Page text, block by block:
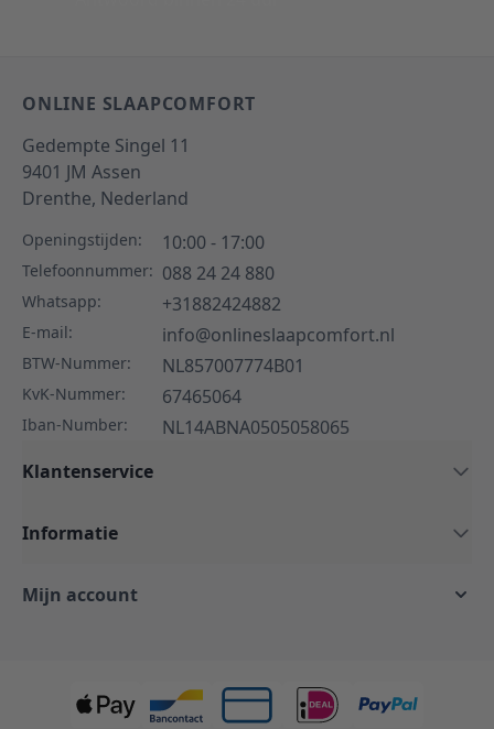
ONLINE SLAAPCOMFORT
Gedempte Singel 11
9401 JM Assen
Drenthe, Nederland
Openingstijden: 10:00 - 17:00
Telefoonnummer: 088 24 24 880
Whatsapp: +31882424882
E-mail: info@onlineslaapcomfort.nl
BTW-Nummer: NL857007774B01
KvK-Nummer: 67465064
Iban-Number:
NL14ABNA0505058065
Klantenservice
Informatie
Mijn account